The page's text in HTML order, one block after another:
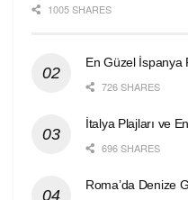
1005 SHARES
En Güzel İspanya
726 SHARES
İtalya Plajları ve
696 SHARES
Roma’da Denize